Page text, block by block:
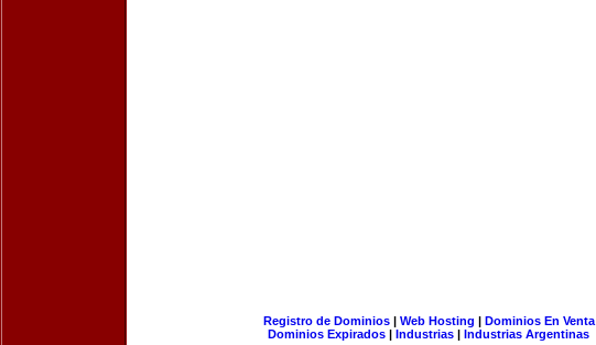
Registro de Dominios| Web Hosting | Dominios En Venta
Dominios Expirados | Industrias | Industrias Argentinas